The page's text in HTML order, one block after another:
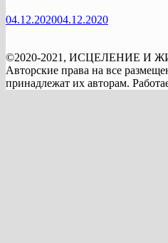
04.12.202004.12.2020
©2020-2021, ИСЦЕЛЕНИЕ И
Авторские права на все
принадлежат их авторам.